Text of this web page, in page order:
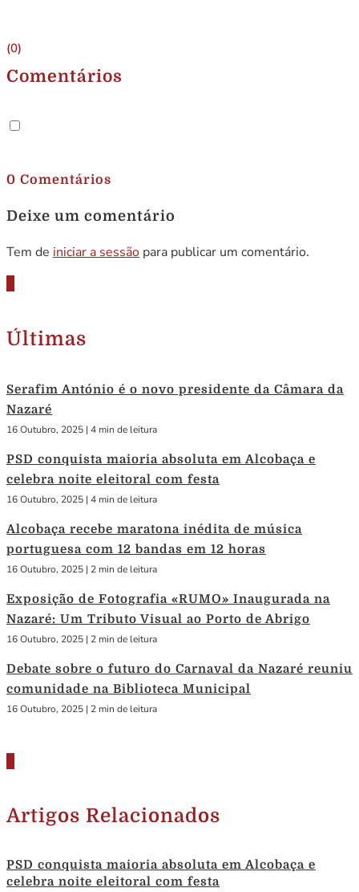
(0)
Comentários
0 Comentários
Deixe um comentário
Tem de iniciar a sessão para publicar um comentário.
Últimas
Serafim António é o novo presidente da Câmara da
Nazaré
16 Outubro, 2025 | 4 min de leitura
PSD conquista maioria absoluta em Alcobaça e
celebra noite eleitoral com festa
16 Outubro, 2025 | 4 min de leitura
Alcobaça recebe maratona inédita de música
portuguesa com 12 bandas em 12 horas
16 Outubro, 2025 | 2 min de leitura
Exposição de Fotografia «RUMO» Inaugurada na
Nazaré: Um Tributo Visual ao Porto de Abrigo
16 Outubro, 2025 | 2 min de leitura
Debate sobre o futuro do Carnaval da Nazaré reuniu
comunidade na Biblioteca Municipal
16 Outubro, 2025 | 2 min de leitura
Artigos Relacionados
PSD conquista maioria absoluta em Alcobaça e
celebra noite eleitoral com festa